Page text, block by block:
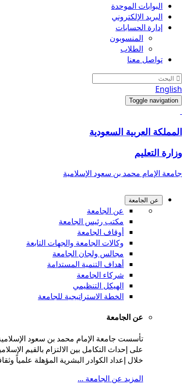
البوابات الموحدة
البريد الإلكتروني
إدارة الحسابات
المنسوبون
الطلاب
تواصل معنا
English
Toggle navigation
المملكة العربية السعودية
وزارة التعليم
جامعة الإمام محمد بن سعود الإسلامية
عن الجامعة
عن الجامعة
مكتب رئيس الجامعة
أوقاف الجامعة
وكالات الجامعة والجهات التابعة
مجالس ولجان الجامعة
أهداف التنمية المستدامة
شركاء الجامعة
الهيكل التنظيمي
الخطة الاستراتيجية للجامعة
عن الجامعة
على إحداث التكامل بين الالتزام بالقيم
خلال إعداد الكوادر البشرية المؤهلة علمياً
المزيد عن الجامعة ...